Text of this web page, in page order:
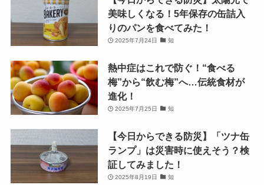
美味しくなる！5年保存の缶詰入
りのパンを食べてみた！
2025年7月24日 知
熱中症はこれで防ぐ！“食べる
梅”から“飲む梅”へ…伝統食材が
進化！
2025年7月25日 知
【今日からできる防災】「ツナ缶
ランプ」は災害時に使えそう？検
証してみました！
2025年8月19日 知